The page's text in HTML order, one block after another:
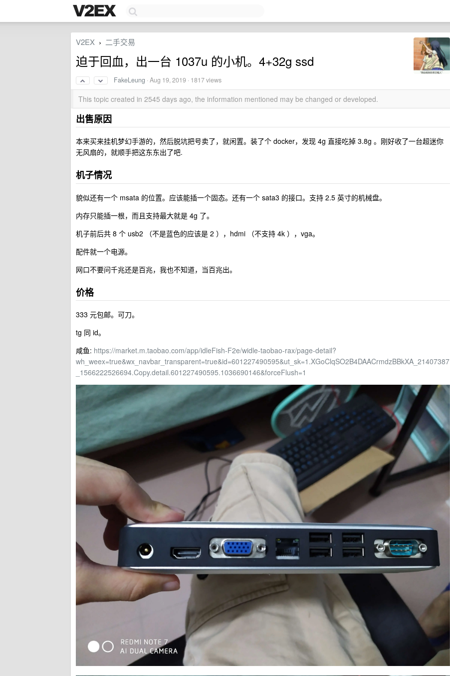
V2EX › 二手交易
迫于回血，出一台 1037u 的小机。4+32g ssd
FakeLeung ·Aug 19, 2019 · 1817 views
This topic created in 2545 days ago, the information mentioned may be changed or developed.
出售原因
本来买来挂机梦幻手游的，然后脱坑把号卖了，就闲置。装了个 docker，发现 4g 直接吃掉 3.8g 。刚好收了一台超迷你
无风扇的，就顺手把这东东出了吧.
机子情况
貌似还有一个 msata 的位置。应该能插一个固态。还有一个 sata3 的接口。支持 2.5 英寸的机械盘。
内存只能插一根，而且支持最大就是 4g 了。
机子前后共 8 个 usb2 （不是蓝色的应该是 2 ），hdmi （不支持 4k ），vga。
配件就一个电源。
网口不要问千兆还是百兆，我也不知道，当百兆出。
价格
333 元包邮。可刀。
tg 同 id。
咸鱼: https://market.m.taobao.com/app/idleFish-F2e/widle-taobao-rax/page-detail?
wh_weex=true&wx_navbar_transparent=true&id=601227490595&ut_sk=1.XGoClqSO2B4DAACrmdzBBkXA_21407387
_1566222526694.Copy.detail.601227490595.1036690146&forceFlush=1